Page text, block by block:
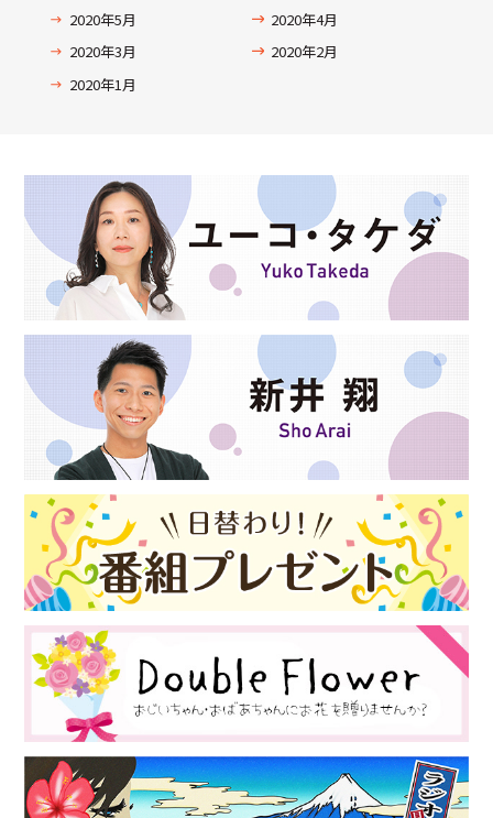
2020年5月
2020年4月
2020年3月
2020年2月
2020年1月